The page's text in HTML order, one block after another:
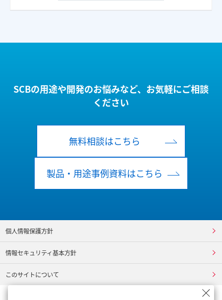
SCBの用途や開発のお悩みなど、お気軽にご相談
ください
無料相談はこちら
製品・用途事例資料はこちら
個人情報保護方針
情報セキュリティ基本方針
このサイトについて